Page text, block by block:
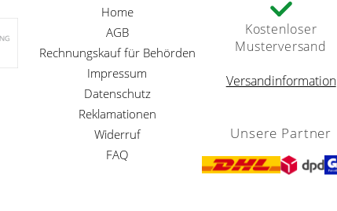
Home
AGB
Rechnungskauf für Behörden
Impressum
Datenschutz
Reklamationen
Widerruf
FAQ
Kostenloser
Musterversand
Versandinformation
Unsere Partner